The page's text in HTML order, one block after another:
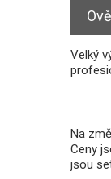
Velký
Na
Ceny
jsou